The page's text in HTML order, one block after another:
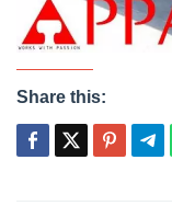
Share this: